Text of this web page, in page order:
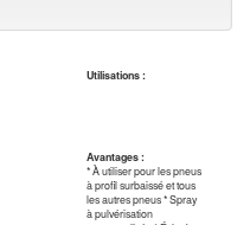
Utilisations :
Avantages :
* À utiliser pour les pneus
à profil surbaissé et tous
les autres pneus * Spray
à pulvérisation